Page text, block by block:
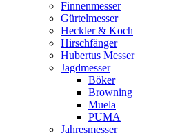
Finnenmesser
Gürtelmesser
Heckler & Koch
Hirschfänger
Hubertus Messer
Jagdmesser
Böker
Browning
Muela
PUMA
Jahresmesser